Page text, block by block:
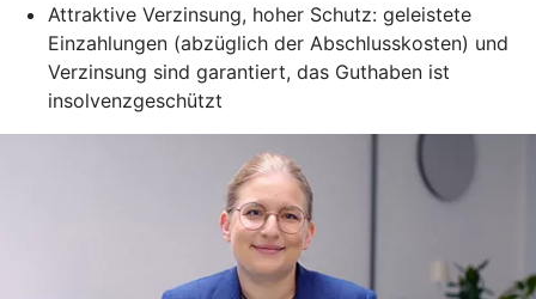
Attraktive Verzinsung, hoher Schutz: geleistete
Einzahlungen (abzüglich der Abschlusskosten) und
Verzinsung sind garantiert, das Guthaben ist
insolvenzgeschützt